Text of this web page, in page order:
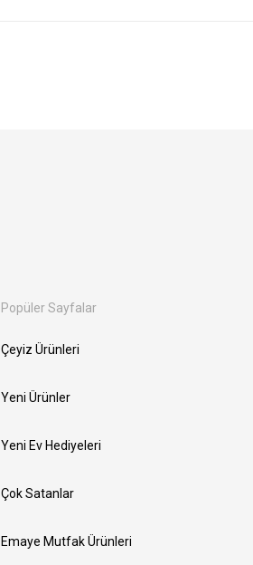
Popüler Sayfalar
Çeyiz Ürünleri
Yeni Ürünler
Yeni Ev Hediyeleri
Çok Satanlar
Emaye Mutfak Ürünleri